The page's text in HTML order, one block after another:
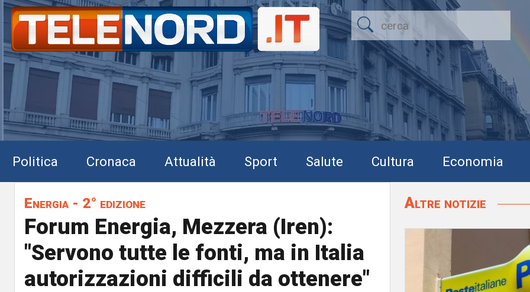
Politica Cronaca Attualità Sport Salute Cultura Economia
Energia - 2° edizione
Forum Energia, Mezzera (Iren):
"Servono tutte le fonti, ma in Italia
autorizzazioni difficili da ottenere"
Altre notizie